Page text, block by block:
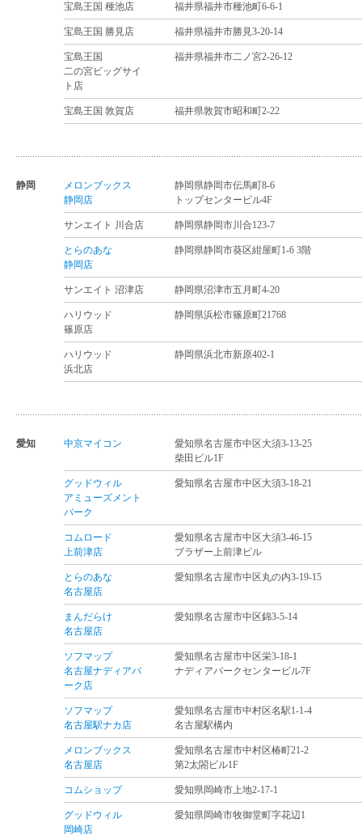
宝島王国 種池店 福井県福井市種池町6-6-1
宝島王国 勝見店 福井県福井市勝見3-20-14
宝島王国
二の宮ビッグサイ
ト店
福井県福井市二ノ宮2-26-12
宝島王国 敦賀店 福井県敦賀市昭和町2-22
静岡
メロンブックス
静岡店
静岡県静岡市伝馬町8-6
トップセンタービル4F
サンエイト 川合店 静岡県静岡市川合123-7
とらのあな
静岡店
静岡県静岡市葵区紺屋町1-6 3階
サンエイト 沼津店 静岡県沼津市五月町4-20
ハリウッド
篠原店
静岡県浜松市篠原町21768
ハリウッド
浜北店
静岡県浜北市新原402-1
愛知 中京マイコン
愛知県名古屋市中区大須3-13-25
柴田ビル1F
グッドウィル
アミューズメント
パーク
愛知県名古屋市中区大須3-18-21
コムロード
上前津店
愛知県名古屋市中区大須3-46-15
ブラザー上前津ビル
とらのあな
名古屋店
愛知県名古屋市中区丸の内3-19-15
まんだらけ
名古屋店
愛知県名古屋市中区錦3-5-14
ソフマップ
名古屋ナディアパ
ーク店
愛知県名古屋市中区栄3-18-1
ナディアパークセンタービル7F
ソフマップ
名古屋駅ナカ店
愛知県名古屋市中村区名駅1-1-4
名古屋駅構内
メロンブックス
名古屋店
愛知県名古屋市中村区椿町21-2
第2太閤ビル1F
コムショップ 愛知県岡崎市上地2-17-1
グッドウィル
岡崎店
愛知県岡崎市牧御堂町字花辺1